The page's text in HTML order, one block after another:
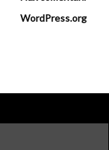
WordPress.org